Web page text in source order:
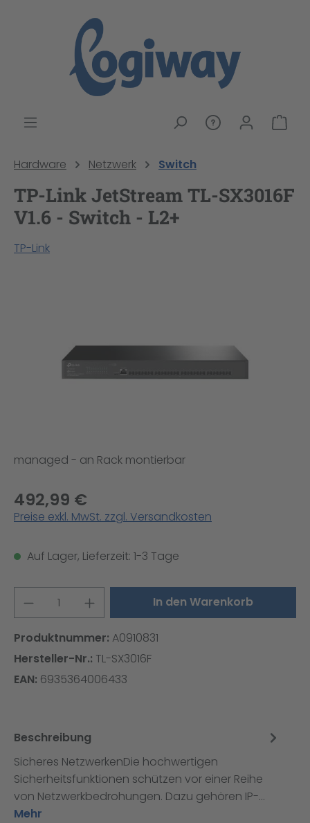
Hardware Netzwerk Switch
TP-Link JetStream TL-SX3016F
V1.6 - Switch - L2+
TP-Link
managed - an Rack montierbar
492,99 €
Preise exkl. MwSt. zzgl. Versandkosten
Auf Lager, Lieferzeit: 1-3 Tage
Produkt Anzahl: Gib denIn den Warenkorb
Produktnummer: A0910831
Hersteller-Nr.: TL-SX3016F
EAN: 6935364006433
Beschreibung
Sicheres NetzwerkenDie hochwertigen
Sicherheitsfunktionen schützen vor einer Reihe
von Netzwerkbedrohungen. Dazu gehören IP-…
Mehr